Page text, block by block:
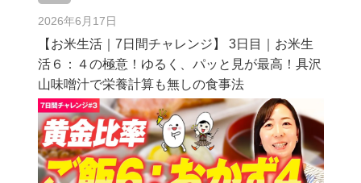
2026年6月17日
【お米生活｜7日間チャレンジ】 3日目｜お米生
活６：４の極意！ゆるく、パッと見が最高！具沢
山味噌汁で栄養計算も無しの食事法